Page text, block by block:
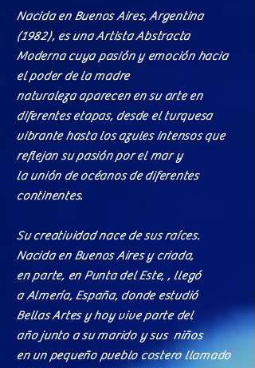
Nacida en Buenos Aires, Argentina
(1982), es una Artista Abstracta
Moderna cuya pasión y emoción hacia
el poder de la madre
naturaleza aparecen en su arte en
diferentes etapas, desde el turquesa
vibrante hasta los azules intensos que
reflejan su pasión por el mar y
la unión de océanos de diferentes
continentes.​
Su creatividad nace de sus raíces.
Nacida en Buenos Aires y criada,
en parte, en Punta del Este, , llegó
aAlmería, España, donde estudió
Bellas Artes y hoy vive parte del
añojunto a su marido y sus niños
en un pequeño pueblo costero llamado